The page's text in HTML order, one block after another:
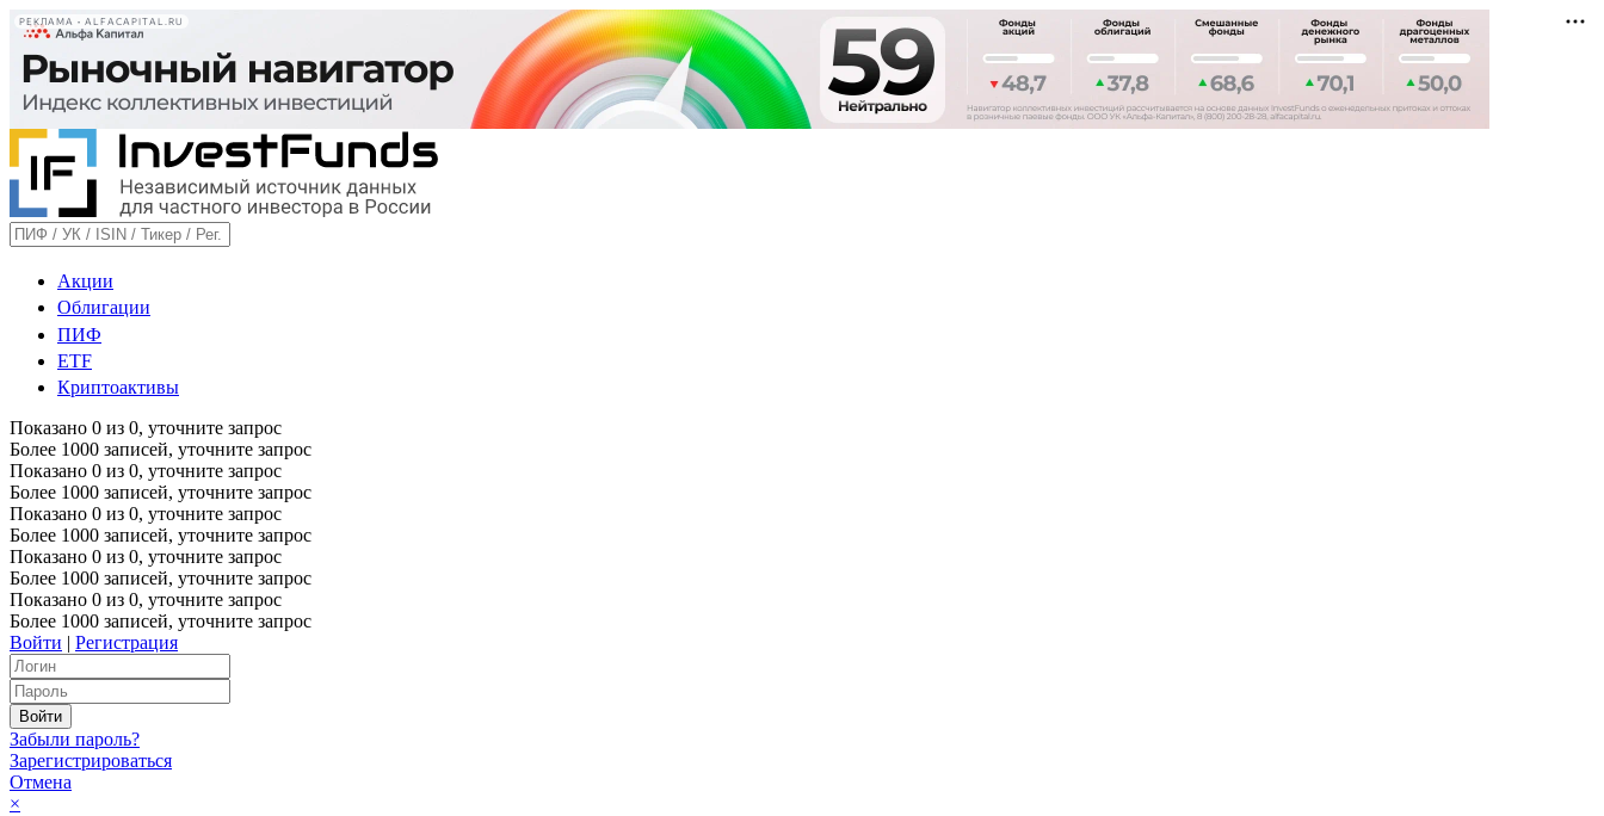
РЕКЛАМА • ALFACAPITAL.RU
Акции
Облигации
ПИФ
ETF
Криптоактивы
Показано 0 из 0, уточните запрос
Более 1000 записей, уточните запрос
Показано 0 из 0, уточните запрос
Более 1000 записей, уточните запрос
Показано 0 из 0, уточните запрос
Более 1000 записей, уточните запрос
Показано 0 из 0, уточните запрос
Более 1000 записей, уточните запрос
Показано 0 из 0, уточните запрос
Более 1000 записей, уточните запрос
Войти | Регистрация
Забыли пароль?
Зарегистрироваться
Отмена
×